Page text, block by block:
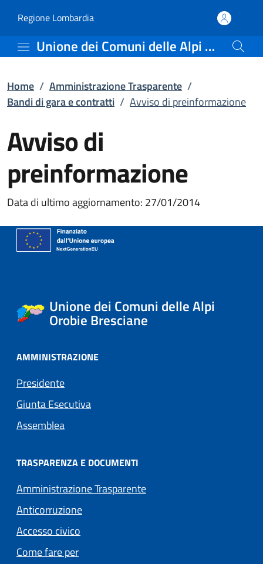
Avviso di
Regione Lombardia(apre in un'altra scheda).
Unione dei Comuni delle Alpi Orobie Bresciane
Home / Amministrazione Trasparente /
Bandi di gara e contratti / Avviso di preinformazione
Avviso di
preinformazione
Data di ultimo aggiornamento: 27/01/2014
Unione dei Comuni delle Alpi
Orobie Bresciane
AMMINISTRAZIONE
Presidente
Giunta Esecutiva
Assemblea
TRASPARENZA E DOCUMENTI
Amministrazione Trasparente
Anticorruzione
Accesso civico
Come fare per